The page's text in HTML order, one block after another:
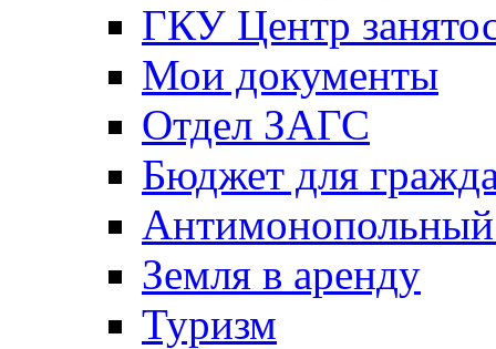
ГКУ Центр
Мои документы
Отдел ЗАГС
Бюджет для
Антимонопольный
Земля в аренду
Туризм